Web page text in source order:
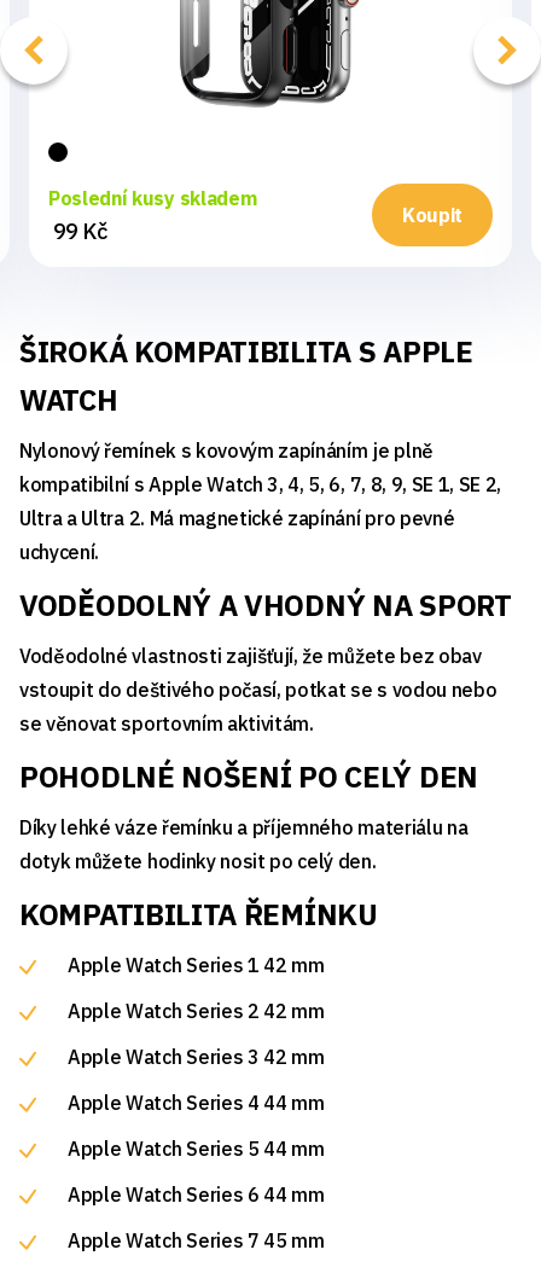
Poslední kusy skladem
99 Kč
Koupit
ŠIROKÁ KOMPATIBILITA S APPLE
WATCH
Nylonový řemínek s kovovým zapínáním je plně
kompatibilní s Apple Watch 3, 4, 5, 6, 7, 8, 9, SE 1, SE 2,
Ultra a Ultra 2. Má magnetické zapínání pro pevné
uchycení.
VODĚODOLNÝ A VHODNÝ NA SPORT
Voděodolné vlastnosti zajišťují, že můžete bez obav
vstoupit do deštivého počasí, potkat se s vodou nebo
se věnovat sportovním aktivitám.
POHODLNÉ NOŠENÍ PO CELÝ DEN
Díky lehké váze řemínku a příjemného materiálu na
dotyk můžete hodinky nosit po celý den.
KOMPATIBILITA ŘEMÍNKU
Apple Watch Series 1 42 mm
Apple Watch Series 2 42 mm
Apple Watch Series 3 42 mm
Apple Watch Series 4 44 mm
Apple Watch Series 5 44 mm
Apple Watch Series 6 44 mm
Apple Watch Series 7 45 mm